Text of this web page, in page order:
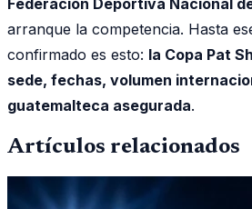
Federación Deportiva Nacional
arranque la competencia. Hasta
confirmado es esto: la Copa Pat
sede, fechas, volumen
guatemalteca asegurada.
Artículos relacionados